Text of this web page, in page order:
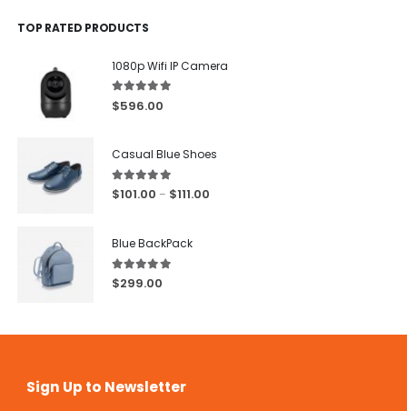
TOP RATED PRODUCTS
1080p Wifi IP Camera
5.00out of 5
$596.00
Casual Blue Shoes
5.00 out of 5
$101.00 – $111.00
Blue BackPack
5.00out of 5
$299.00
Sign Up to Newsletter